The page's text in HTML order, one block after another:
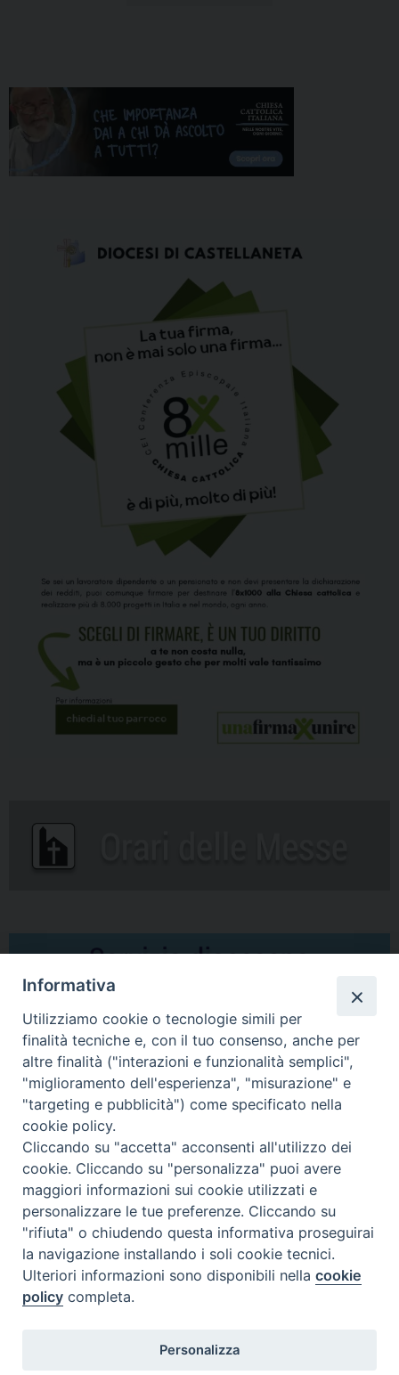
Comunicati Stampa
Il cordoglio dei Vescovi di Puglia per la morte di S.E.R. Mons. Agostino
Superbo
Nasce la Consulta Diocesana delle Aggregazioni Laicali di Castellaneta
Archivio comunicati stampa
2026 © Diocesi di Castellaneta
Informativa
Utilizziamo cookie o tecnologie simili per
finalità tecniche e, con il tuo consenso, anche per
altre finalità ("interazioni e funzionalità semplici",
"miglioramento dell'esperienza", "misurazione" e
"targeting e pubblicità") come specificato nella
cookie policy.
Cliccando su "accetta" acconsenti all'utilizzo dei
cookie. Cliccando su "personalizza" puoi avere
maggiori informazioni sui cookie utilizzati e
personalizzare le tue preferenze. Cliccando su
"rifiuta" o chiudendo questa informativa proseguirai
la navigazione installando i soli cookie tecnici.
Ulteriori informazioni sono disponibili nellacookie
policy completa.
Personalizza